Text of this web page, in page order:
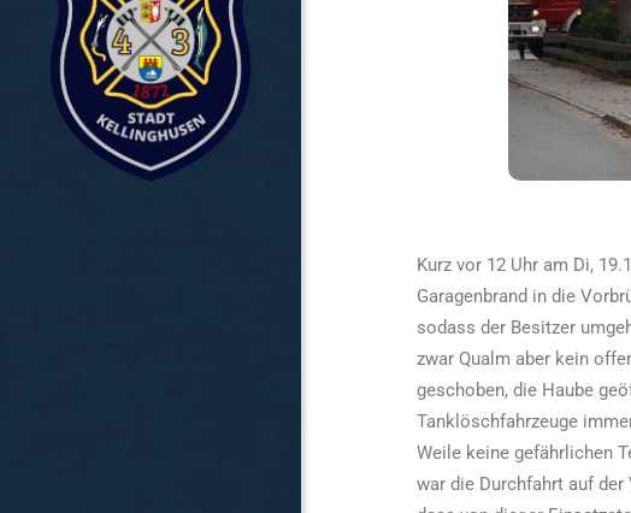
Kurz vor 12 Uhr am Di,
Garagenbrand in die
sodass der Besitzer
zwar Qualm aber kein
geschoben, die Haube
Tanklöschfahrzeuge
Weile keine gefährlichen
war die Durchfahrt auf